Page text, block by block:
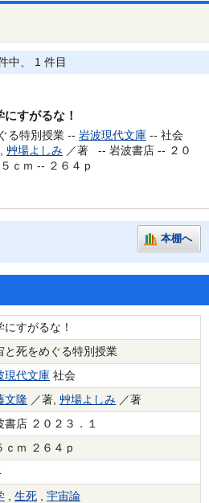
中、 1 件目
にすがるな！
る特別授業 -- 岩波現代文庫 -- 社会
艸場よしみ ／著 -- 岩波書店 -- ２０
ｃｍ -- ２６４ｐ
本棚へ
にすがるな！
と死をめぐる特別授業
現代文庫 社会
文隆 ／著, 艸場よしみ ／著
書店 ２０２３．１
ｃｍ ２６４ｐ
, 生死 , 宇宙論